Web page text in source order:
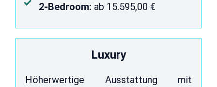
2-Bedroom: ab 15.595,00 €
Luxury
Höherwertige Ausstattung mit